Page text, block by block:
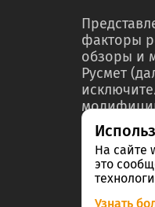
факторы
обзоры и
Русмет
любой
На сайте
это
Узнать